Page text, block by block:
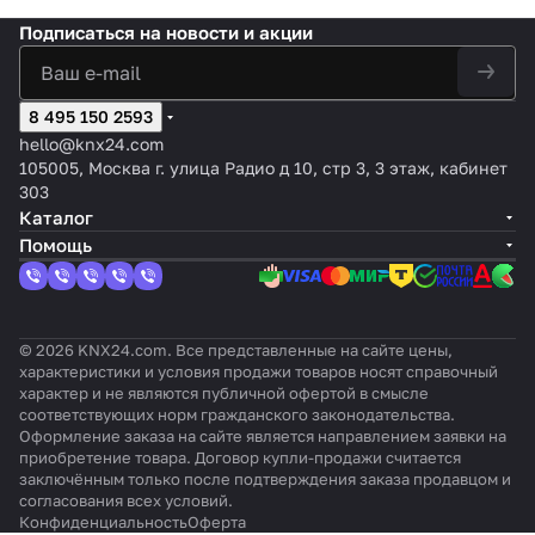
управл
KNX
Secure
выхода
входов
A/D
1
ка
л
льны
й
~,
жал
юзи)
кан
ал,
X
иком
интерф
Ф
0В~
16А
моду
ль
KNX)
Подписаться на новости и акции
8 495 150 2593
hello@knx24.com
105005, Москва г. улица Радио д 10, стр 3, 3 этаж, кабинет
303
Каталог
Помощь
© 2026 KNX24.com. Все представленные на сайте цены,
характеристики и условия продажи товаров носят справочный
характер и не являются публичной офертой в смысле
соответствующих норм гражданского законодательства.
Оформление заказа на сайте является направлением заявки на
приобретение товара. Договор купли-продажи считается
заключённым только после подтверждения заказа продавцом и
согласования всех условий.
КонфиденциальностьОферта